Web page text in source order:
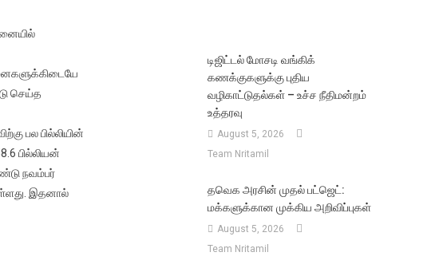
செய்த
பல பில்லியின்
பில்லியன்
நவம்பர்
இதனால்
டிஜிட்டல் மோசடி வங்கிக்
கணக்குகளுக்கு புதிய
வழிகாட்டுதல்கள் – உச்ச நீதிமன்றம்
உத்தரவு
August 5, 2026
Team Nritamil
தவெக அரசின் முதல் பட்ஜெட்:
மக்களுக்கான முக்கிய அறிவிப்புகள்
August 5, 2026
Team Nritamil